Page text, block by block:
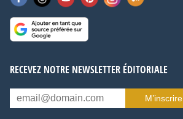
RECEVEZ NOTRE NEWSLETTER ÉDITORIALE
M’inscrire